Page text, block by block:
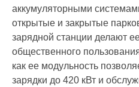
аккумуляторными
открытые и закрытые
зарядной станции делают
общественного
как ее модульность
зарядки до 420 кВт и